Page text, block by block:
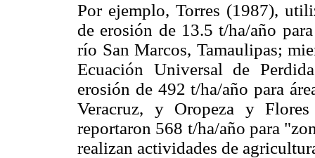
Por ejemplo, Torres (1987),
de erosión de 13.5 t/ha/año
río San Marcos, Tamaulipas;
Ecuación Universal de
erosión de 492 t/ha/año para
Veracruz, y Oropeza y
reportaron 568 t/ha/año para
realizan actividades de